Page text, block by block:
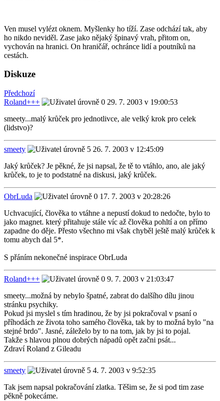
Ven musel vylézt oknem. Myšlenky ho tíží. Zase odchází tak, aby
ho nikdo neviděl. Zase jako nějaký špinavý vrah, přitom on,
vychován na hranici. On hraničář, ochránce lidí a poutníků na
cestách.
Diskuze
Předchozí
Roland+++
29. 7. 2003 v 19:00:53
smeety...malý krůček pro jednotlivce, ale velký krok pro celek
(lidstvo)?
smeety
26. 7. 2003 v 12:45:09
Jaký krůček? Je pěkné, že jsi napsal, že tě to vtáhlo, ano, ale jaký
krůček, to je to podstatné na diskusi, jaký krůček.
ObrLuda
17. 7. 2003 v 20:28:26
Uchvacující, člověka to vtáhne a nepustí dokud to nedočte, bylo to
jako magnet. který přitahuje stále víc až člověka pohltí a on přímo
zapadne do děje. Přesto všechno mi však chyběl ještě malý krůček k
tomu abych dal 5*.
S přáním nekonečné inspirace ObrLuda
Roland+++
9. 7. 2003 v 21:03:47
smeety...možná by nebylo špatné, zabrat do dalšího dílu jinou
stránku psychiky.
Pokud jsi myslel s tím hradinou, že by jsi pokračoval v psaní o
příhodách ze života toho samého člověka, tak by to možná bylo "na
stejné brdo". Jasné, záleželo by to na tom, jak by jsi to pojal.
Takže s hlavou plnou dobrých nápadů opět začni psát...
Zdraví Roland z Gileadu
smeety
4. 7. 2003 v 9:52:35
Tak jsem napsal pokračování zlatka. Těšim se, že si pod tim zase
pěkně pokecáme.